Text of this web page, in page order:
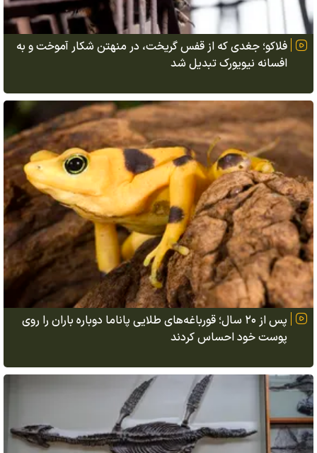
فلاکو؛ جغدی که از قفس گریخت، در منهتن شکار آموخت و به
افسانه نیویورک تبدیل شد
پس از ۲۰ سال؛ قورباغه‌های طلایی پاناما دوباره باران را روی
پوست خود احساس کردند